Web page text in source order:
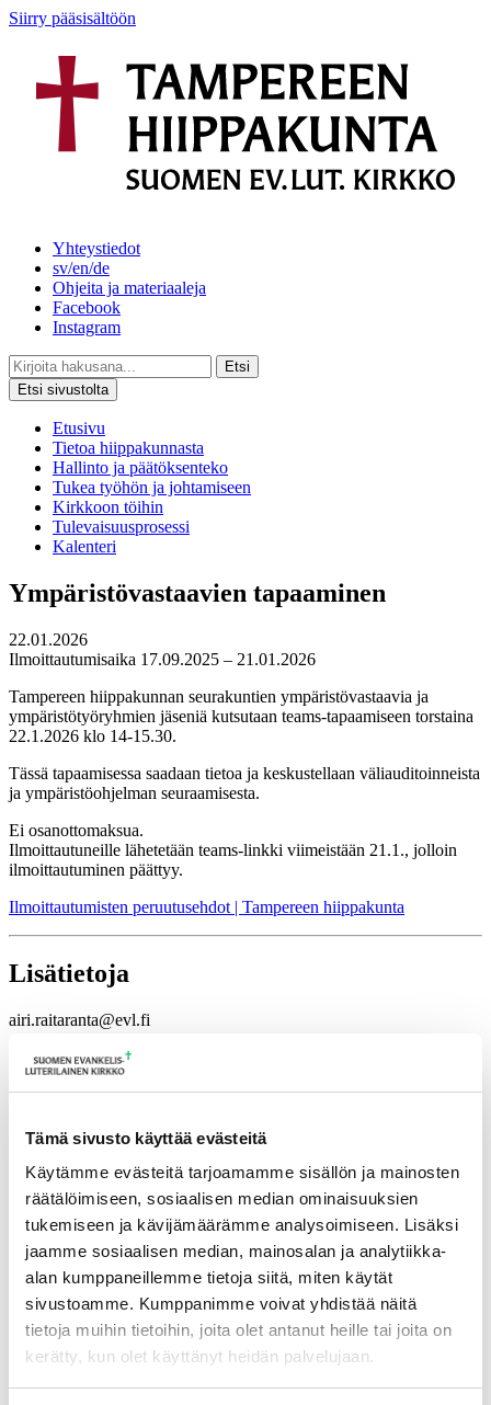
Tämä sivusto käyttää evästeitä
Käytämme evästeitä tarjoamamme sisällön ja mainosten
räätälöimiseen, sosiaalisen median ominaisuuksien
tukemiseen ja kävijämäärämme analysoimiseen. Lisäksi
jaamme sosiaalisen median, mainosalan ja analytiikka-
alan kumppaneillemme tietoja siitä, miten käytät
sivustoamme. Kumppanimme voivat yhdistää näitä
tietoja muihin tietoihin, joita olet antanut heille tai joita on
kerätty, kun olet käyttänyt heidän palvelujaan.
Siirry pääsisältöön
Yhteystiedot
sv/en/de
Ohjeita ja materiaaleja
Facebook
Instagram
Etsi
Etsi sivustolta
Etusivu
Tietoa hiippakunnasta
Hallinto ja päätöksenteko
Tukea työhön ja johtamiseen
Kirkkoon töihin
Tulevaisuusprosessi
Kalenteri
Ympäristövastaavien tapaaminen
22.01.2026
Ilmoittautumisaika 17.09.2025 – 21.01.2026
Tampereen hiippakunnan seurakuntien ympäristövastaavia ja
ympäristötyöryhmien jäseniä kutsutaan teams-tapaamiseen torstaina
22.1.2026 klo 14-15.30.
Tässä tapaamisessa saadaan tietoa ja keskustellaan väliauditoinneista
ja ympäristöohjelman seuraamisesta.
Ei osanottomaksua.
Ilmoittautuneille lähetetään teams-linkki viimeistään 21.1., jolloin
ilmoittautuminen päättyy.
Ilmoittautumisten peruutusehdot | Tampereen hiippakunta
Lisätietoja
airi.raitaranta@evl.fi
Tulevia tapahtumia
Ikkunoita kristilliseen spiritualiteettiin: Matkakumppanuuden päivä
runojen, taiteen ja luonnon äärellä 25.08.2026
Toimistoväen verkostotapaaminen 08.09.2026
Takaisin tapahtumiin